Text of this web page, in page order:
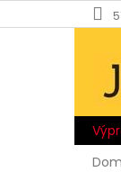
na